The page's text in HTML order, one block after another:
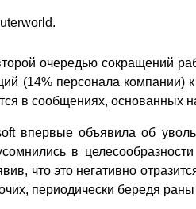
очередью сокращений
(14% персонала компании)
в сообщениях, основанных
впервые объявила об
в
что это негативно
периодически бередя